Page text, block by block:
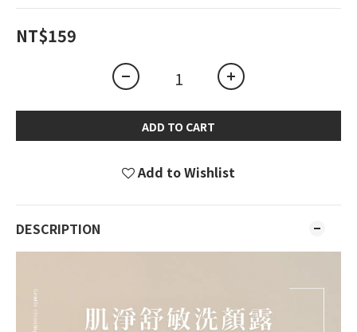
NT$159
ADD TO CART
Add to Wishlist
DESCRIPTION